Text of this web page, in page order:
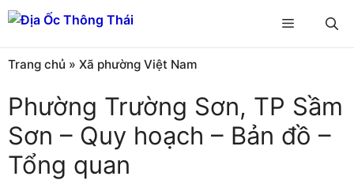
Chuyển
đến
nội
dung
Menu
Trang chủ » Xã phường Việt Nam
Phường Trường Sơn, TP Sầm
Sơn – Quy hoạch – Bản đồ –
Tổng quan